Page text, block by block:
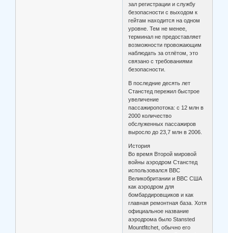
зал регистрации и службу
безопасности с выходом к
гейтам находится на одном
уровне. Тем не менее,
терминал не предоставляет
возможности провожающим
наблюдать за отлётом, это
связано с требованиями
безопасности.
В последние десять лет
Станстед пережил быстрое
увеличение
пассажиропотока: с 12 млн в
2000 количество
обслуженных пассажиров
выросло до 23,7 млн в 2006.
История
Во время Второй мировой
войны аэродром Станстед
использовался ВВС
Великобритании и ВВС США
как аэродром для
бомбардировщиков и как
главная ремонтная база. Хотя
официальное название
аэродрома было Stansted
Mountfitchet, обычно его